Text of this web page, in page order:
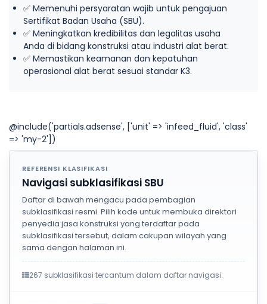
✅ Memenuhi persyaratan wajib untuk pengajuan
Sertifikat Badan Usaha (SBU).
✅ Meningkatkan kredibilitas dan legalitas usaha
Anda di bidang konstruksi atau industri alat berat.
✅ Memastikan keamanan dan kepatuhan
operasional alat berat sesuai standar K3.
@include('partials.adsense', ['unit' => 'infeed_fluid', 'class'
=> 'my-2'])
REFERENSI KLASIFIKASI
Navigasi subklasifikasi SBU
Daftar di bawah mengacu pada pembagian
subklasifikasi resmi. Pilih kode untuk membuka direktori
penyedia jasa konstruksi yang terdaftar pada
subklasifikasi tersebut, dalam cakupan wilayah yang
sama dengan halaman ini.
267 subklasifikasi tercantum dalam daftar navigasi.